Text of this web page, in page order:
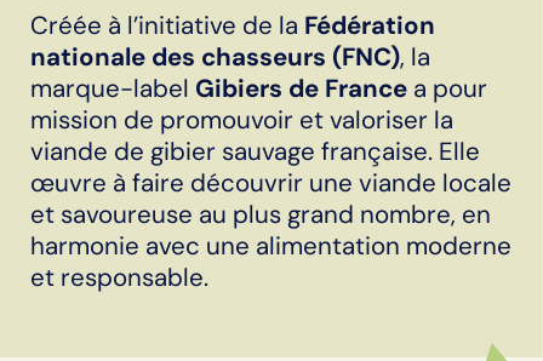
Créée à l’initiative de la Fédération
nationale des chasseurs (FNC), la
marque-label Gibiers de France a pour
mission de promouvoir et valoriser la
viande de gibier sauvage française. Elle
œuvre à faire découvrir une viande locale
et savoureuse au plus grand nombre, en
harmonie avec une alimentation moderne
et responsable.